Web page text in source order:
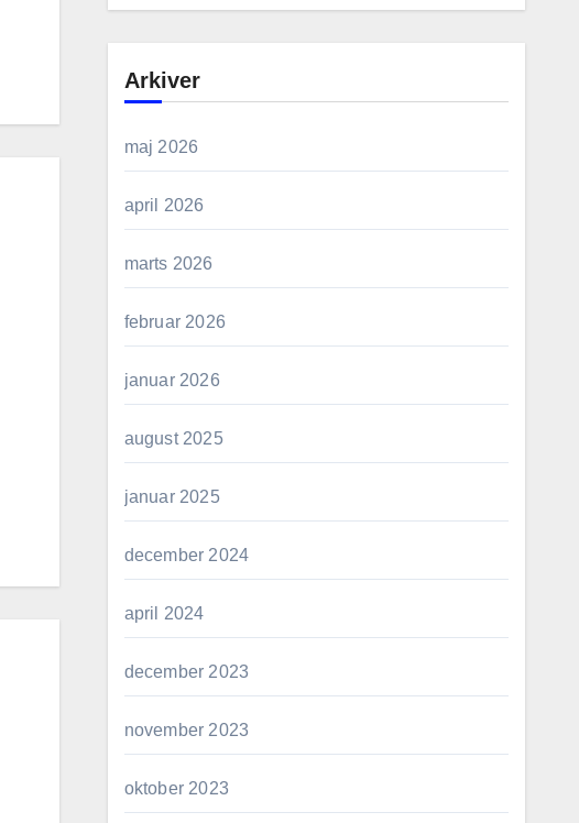
Arkiver
maj 2026
april 2026
marts 2026
februar 2026
januar 2026
august 2025
januar 2025
december 2024
april 2024
december 2023
november 2023
oktober 2023